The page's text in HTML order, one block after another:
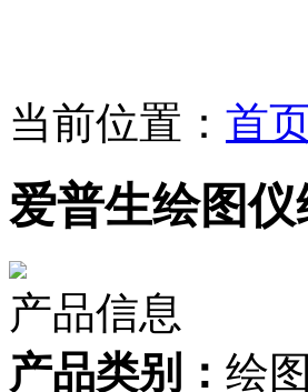
当前位置： 首
爱普生绘图仪
产品信息
产品类别： 绘